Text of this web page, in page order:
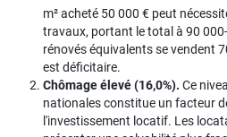
m² acheté 50 000 € peut
travaux, portant le total à 90
rénovés équivalents se vendent
est déficitaire.
Chômage élevé (16,0%). Ce
nationales constitue un facteur
l'investissement locatif. Les